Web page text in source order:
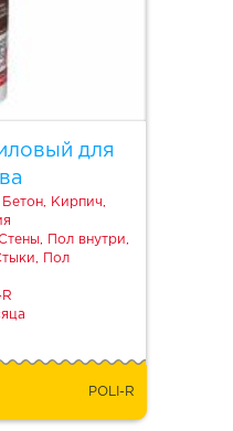
для
Кирпич,
Пол внутри,
Пол
R
POLI-R